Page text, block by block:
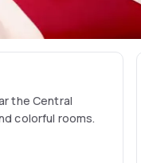
the Central
colorful rooms.